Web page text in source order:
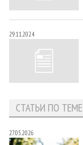
29.11.2024
СТАТЬИ ПО ТЕМЕ
27.05.2026